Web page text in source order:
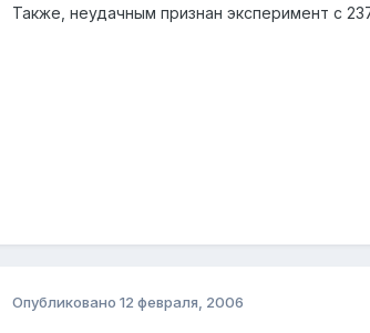
Также, неудачным признан эксперимент с
Опубликовано 12 февраля, 2006